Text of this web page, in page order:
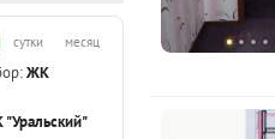
сутки месяц
ЖК